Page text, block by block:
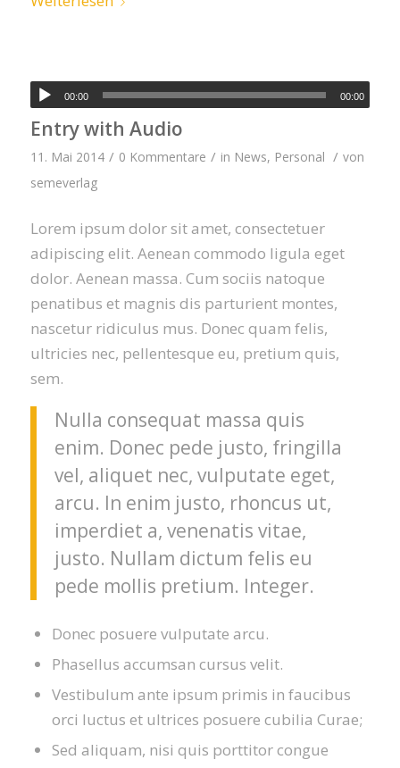
00:00 00:00
Entry with Audio
11. Mai 2014 / 0 Kommentare / in News, Personal / von
semeverlag
Lorem ipsum dolor sit amet, consectetuer
adipiscing elit. Aenean commodo ligula eget
dolor. Aenean massa. Cum sociis natoque
penatibus et magnis dis parturient montes,
nascetur ridiculus mus. Donec quam felis,
ultricies nec, pellentesque eu, pretium quis,
sem.
Nulla consequat massa quis
enim. Donec pede justo, fringilla
vel, aliquet nec, vulputate eget,
arcu. In enim justo, rhoncus ut,
imperdiet a, venenatis vitae,
justo. Nullam dictum felis eu
pede mollis pretium. Integer.
Donec posuere vulputate arcu.
Phasellus accumsan cursus velit.
Vestibulum ante ipsum primis in faucibus
orci luctus et ultrices posuere cubilia Curae;
Sed aliquam, nisi quis porttitor congue